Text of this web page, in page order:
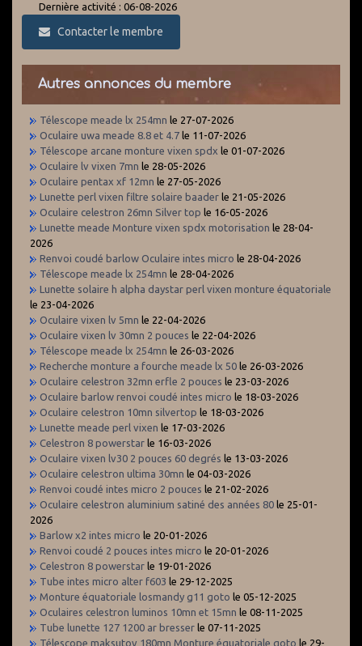
Dernière activité : 06-08-2026
Contacter le membre
Autres annonces du membre
Télescope meade lx 254mn le 27-07-2026
Oculaire uwa meade 8.8 et 4.7 le 11-07-2026
Télescope arcane monture vixen spdx le 01-07-2026
Oculaire lv vixen 7mn le 28-05-2026
Oculaire pentax xf 12mn le 27-05-2026
Lunette perl vixen filtre solaire baader le 21-05-2026
Oculaire celestron 26mn Silver top le 16-05-2026
Lunette meade Monture vixen spdx motorisation le 28-04-
2026
Renvoi coudé barlow Oculaire intes micro le 28-04-2026
Télescope meade lx 254mn le 28-04-2026
Lunette solaire h alpha daystar perl vixen monture équatoriale
le 23-04-2026
Oculaire vixen lv 5mn le 22-04-2026
Oculaire vixen lv 30mn 2 pouces le 22-04-2026
Télescope meade lx 254mn le 26-03-2026
Recherche monture a fourche meade lx 50 le 26-03-2026
Oculaire celestron 32mn erfle 2 pouces le 23-03-2026
Oculaire barlow renvoi coudé intes micro le 18-03-2026
Oculaire celestron 10mn silvertop le 18-03-2026
Lunette meade perl vixen le 17-03-2026
Celestron 8 powerstar le 16-03-2026
Oculaire vixen lv30 2 pouces 60 degrés le 13-03-2026
Oculaire celestron ultima 30mn le 04-03-2026
Renvoi coudé intes micro 2 pouces le 21-02-2026
Oculaire celestron aluminium satiné des années 80 le 25-01-
2026
Barlow x2 intes micro le 20-01-2026
Renvoi coudé 2 pouces intes micro le 20-01-2026
Celestron 8 powerstar le 19-01-2026
Tube intes micro alter f603 le 29-12-2025
Monture équatoriale losmandy g11 goto le 05-12-2025
Oculaires celestron luminos 10mn et 15mn le 08-11-2025
Tube lunette 127 1200 ar bresser le 07-11-2025
Télescope maksutov 180mn Monture équatoriale goto le 29-